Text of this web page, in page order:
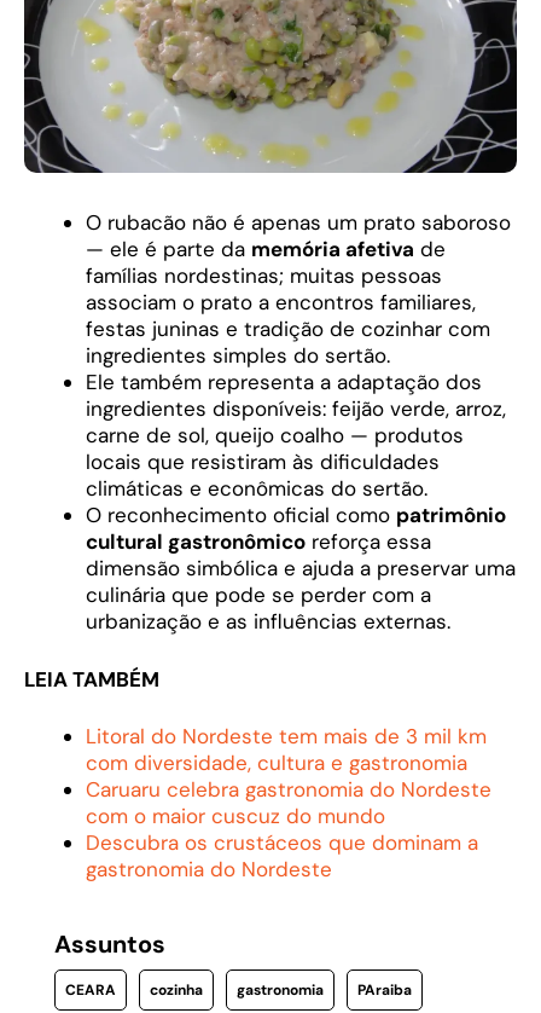
O rubacão não é apenas um prato saboroso
— ele é parte da memória afetiva de
famílias nordestinas; muitas pessoas
associam o prato a encontros familiares,
festas juninas e tradição de cozinhar com
ingredientes simples do sertão.
Ele também representa a adaptação dos
ingredientes disponíveis: feijão verde, arroz,
carne de sol, queijo coalho — produtos
locais que resistiram às dificuldades
climáticas e econômicas do sertão.
O reconhecimento oficial como patrimônio
cultural gastronômico reforça essa
dimensão simbólica e ajuda a preservar uma
culinária que pode se perder com a
urbanização e as influências externas.
LEIA TAMBÉM
Litoral do Nordeste tem mais de 3 mil km
com diversidade, cultura e gastronomia
Caruaru celebra gastronomia do Nordeste
com o maior cuscuz do mundo
Descubra os crustáceos que dominam a
gastronomia do Nordeste
Assuntos
CEARA cozinha gastronomia PAraiba